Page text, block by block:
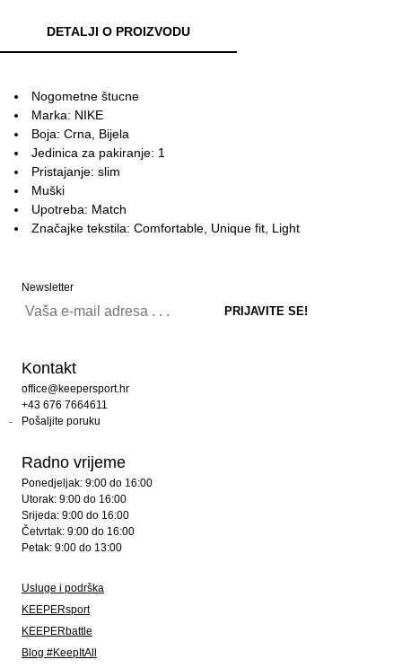
DETALJI O PROIZVODU
Nogometne štucne
Marka: NIKE
Boja: Crna, Bijela
Jedinica za pakiranje: 1
Pristajanje: slim
Muški
Upotreba: Match
Značajke tekstila: Comfortable, Unique fit, Light
Newsletter
Kontakt
office@keepersport.hr
+43 676 7664611
Pošaljite poruku
Radno vrijeme
Ponedjeljak: 9:00 do 16:00
Utorak: 9:00 do 16:00
Srijeda: 9:00 do 16:00
Četvrtak: 9:00 do 16:00
Petak: 9:00 do 13:00
Usluge i podrška
KEEPERsport
KEEPERbattle
Blog #KeepItAll